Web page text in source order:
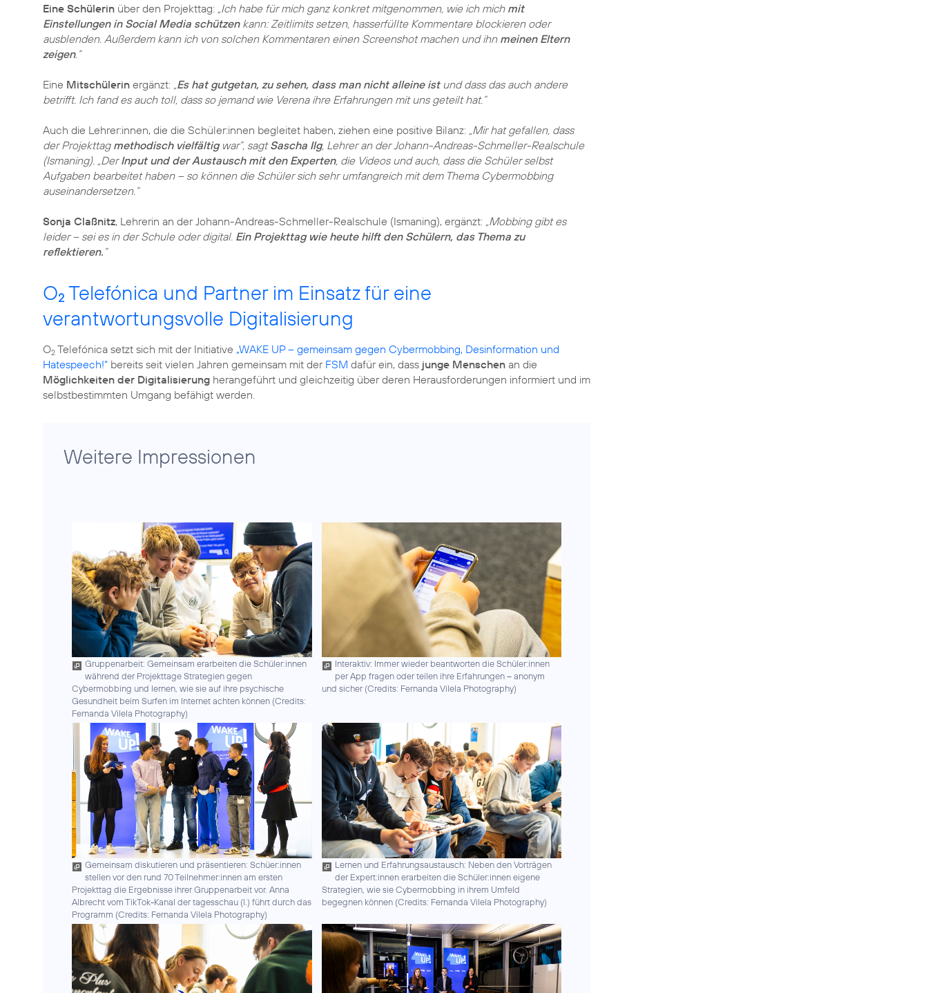
Eine Schülerin über den Projekttag: „Ich habe für mich ganz konkret mitgenommen, wie ich mich mit
Einstellungen in Social Media schützenkann: Zeitlimits setzen, hasserfüllte Kommentare blockieren oder
ausblenden. Außerdem kann ich von solchen Kommentaren einen Screenshot machen und ihn meinen Eltern
zeigen.”
Eine Mitschülerin ergänzt: Es hat gutgetan, zu sehen, dass man nicht alleine istund dass das auch andere
betrifft. Ich fand es auch toll, dass so jemand wie Verena ihre Erfahrungen mit uns geteilt hat.”
Auch die Lehrer:innen, die die Schüler:innen begleitet haben, ziehen eine positive Bilanz: „Mir hat gefallen, dass
der Projekttag methodisch vielfältigwar”, sagtSascha Ilg, Lehrer an der Johann-Andreas-Schmeller-Realschule
(Ismaning). „DerInput und der Austausch mit den Experten, die Videos und auch, dass die Schüler selbst
Aufgaben bearbeitet haben – so können die Schüler sich sehr umfangreich mit dem Thema Cybermobbing
auseinandersetzen.”
Sonja Claßnitz, Lehrerin an der Johann-Andreas-Schmeller-Realschule (Ismaning), ergänzt: „Mobbing gibt es
leider – sei es in der Schule oder digital. Ein Projekttag wie heute hilft den Schülern, das Thema zu
reflektieren. ”
O2 Telefónica und Partner im Einsatz für eine
verantwortungsvolle Digitalisierung
O2 Telefónica setzt sich mit der Initiative „WAKE UP – gemeinsam gegen Cybermobbing, Desinformation und
Hatespeech!“ bereits seit vielen Jahren gemeinsam mit der FSM dafür ein, dass junge Menschen an die
Möglichkeiten der Digitalisierung herangeführt und gleichzeitig über deren Herausforderungen informiert und im
selbstbestimmten Umgang befähigt werden.
Weitere Impressionen
Gruppenarbeit: Gemeinsam erarbeiten die Schüler:innen
während der Projekttage Strategien gegen
Cybermobbing und lernen, wie sie auf ihre psychische
Gesundheit beim Surfen im Internet achten können (Credits:
Fernanda Vilela Photography)
Interaktiv: Immer wieder beantworten die Schüler:innen
per App fragen oder teilen ihre Erfahrungen – anonym
und sicher (Credits: Fernanda Vilela Photography)
Gemeinsam diskutieren und präsentieren: Schüer:innen
stellen vor den rund 70 Teilnehmer:innen am ersten
Projekttag die Ergebnisse ihrer Gruppenarbeit vor. Anna
Albrecht vom TikTok-Kanal der tagesschau (l.) führt durch das
Programm (Credits: Fernanda Vilela Photography)
Lernen und Erfahrungsaustausch: Neben den Vorträgen
der Expert:innen erarbeiten die Schüler:innen eigene
Strategien, wie sie Cybermobbing in ihrem Umfeld
begegnen können (Credits: Fernanda Vilela Photography)